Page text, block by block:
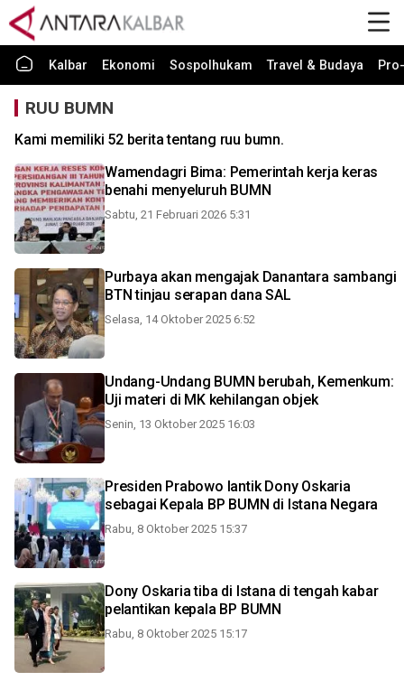
Kalbar Ekonomi Sospolhukam Travel & Budaya
RUU BUMN
Kami memiliki 52 berita tentang ruu bumn.
Wamendagri Bima: Pemerintah kerja keras
benahi menyeluruh BUMN
Sabtu, 21 Februari 2026 5:31
Purbaya akan mengajak Danantara sambangi
BTN tinjau serapan dana SAL
Selasa, 14 Oktober 2025 6:52
Undang-Undang BUMN berubah, Kemenkum:
Uji materi di MK kehilangan objek
Senin, 13 Oktober 2025 16:03
Presiden Prabowo lantik Dony Oskaria
sebagai Kepala BP BUMN di Istana Negara
Rabu, 8 Oktober 2025 15:37
Dony Oskaria tiba di Istana di tengah kabar
pelantikan kepala BP BUMN
Rabu, 8 Oktober 2025 15:17